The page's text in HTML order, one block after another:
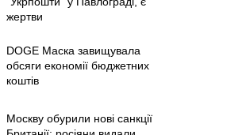
жертви
DOGE Маска завищувала
обсяги економії бюджетних
коштів
Москву обурили нові санкції